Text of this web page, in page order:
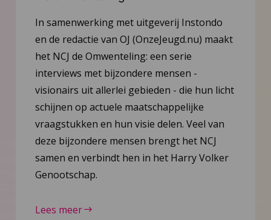
In samenwerking met uitgeverij Instondo
en de redactie van OJ (OnzeJeugd.nu) maakt
het NCJ de Omwenteling: een serie
interviews met bijzondere mensen -
visionairs uit allerlei gebieden - die hun licht
schijnen op actuele maatschappelijke
vraagstukken en hun visie delen. Veel van
deze bijzondere mensen brengt het NCJ
samen en verbindt hen in het Harry Volker
Genootschap.
Lees meer